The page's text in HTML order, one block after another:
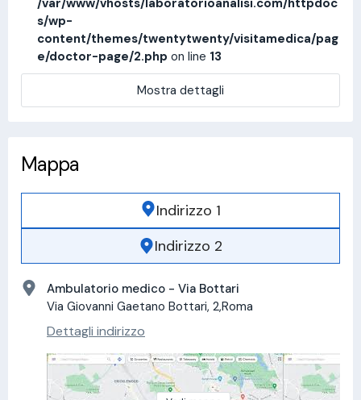
/var/www/vhosts/laboratorioanalisi.com/httpdoc
s/wp-
content/themes/twentytwenty/visitamedica/pag
e/doctor-page/2.php on line 13
Mostra dettagli
Mappa
Indirizzo 1
Indirizzo 2
Ambulatorio medico - Via Bottari
Via Giovanni Gaetano Bottari, 2,Roma
Dettagli indirizzo